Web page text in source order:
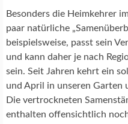
A
F
I
Besonders die Heimkehrer
paar natürliche
beispielsweise, passt sein
und kann daher je nach
sein. Seit Jahren kehrt ein
und April in unseren Garten
Die vertrockneten
enthalten offensichtlich